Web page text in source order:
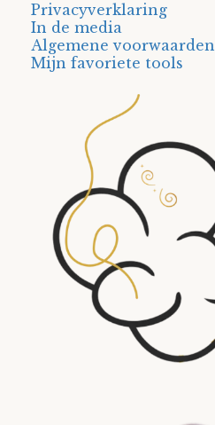
Privacyverklaring
In de media
Algemene voorwaarden
Mijn favoriete tools